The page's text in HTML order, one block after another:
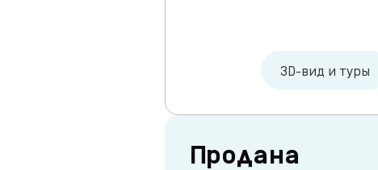
3D-вид и туры
Продана